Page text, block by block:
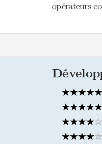
opérateurs